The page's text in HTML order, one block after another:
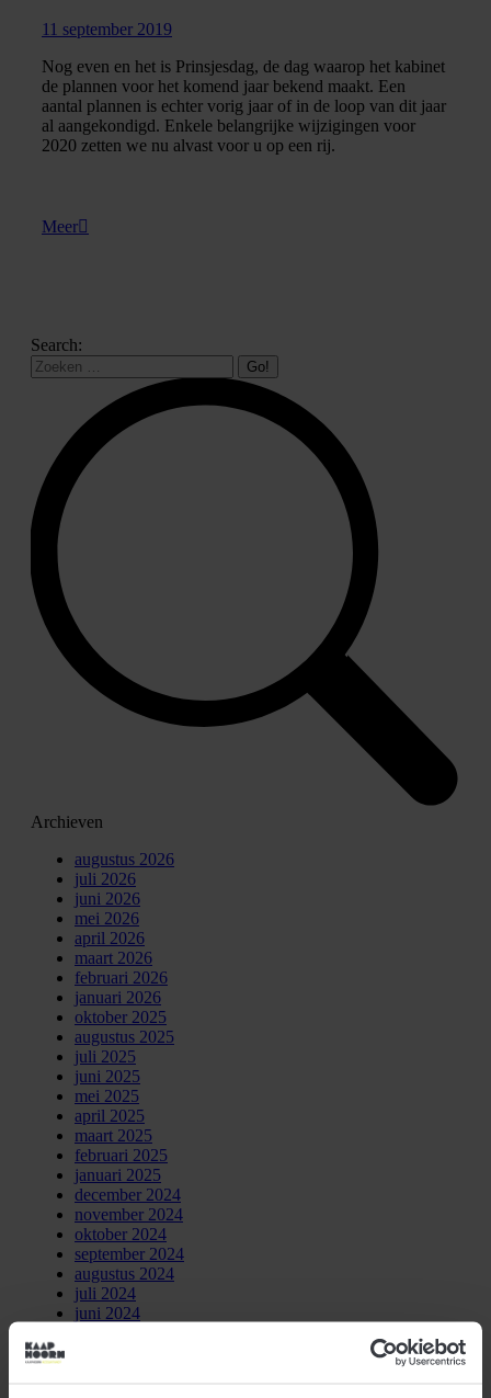
11 september 2019
Nog even en het is Prinsjesdag, de dag waarop het kabinet
de plannen voor het komend jaar bekend maakt. Een
aantal plannen is echter vorig jaar of in de loop van dit jaar
al aangekondigd. Enkele belangrijke wijzigingen voor
2020 zetten we nu alvast voor u op een rij.
Meer
Search:
Archieven
augustus 2026
juli 2026
juni 2026
mei 2026
april 2026
maart 2026
februari 2026
januari 2026
oktober 2025
augustus 2025
juli 2025
juni 2025
mei 2025
april 2025
maart 2025
februari 2025
januari 2025
december 2024
november 2024
oktober 2024
september 2024
augustus 2024
juli 2024
juni 2024